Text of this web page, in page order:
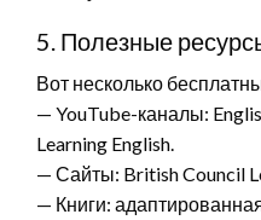
5. Полезные
Вот несколько
— YouTube-каналы:
Learning English.
— Сайты: British Council
— Книги: